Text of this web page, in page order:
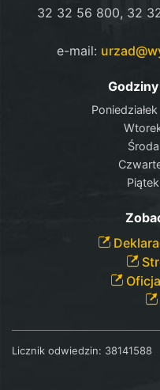
32 32 56 800, 32
e-mail:
Poniedziałek
Środa
Piątek
Licznik odwiedzin: 38141588